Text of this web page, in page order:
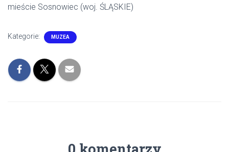
mieście Sosnowiec (woj. ŚLĄSKIE)
Kategorie: MUZEA